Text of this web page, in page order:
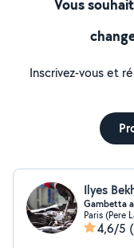
Vous
Inscrivez-vous et
Ilyes
Gambetta
Paris (Pere
4,6/5